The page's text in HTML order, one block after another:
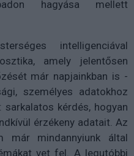
hagyása mellett
intelligenciával
amely jelentősen
már napjainkban is -
személyes adatokhoz
kérdés, hogyan
érzékeny adatait. Az
már mindannyiunk által
vet fel. A legutóbbi